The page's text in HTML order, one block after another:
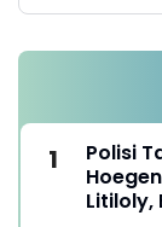
Polisi
Litiloly,